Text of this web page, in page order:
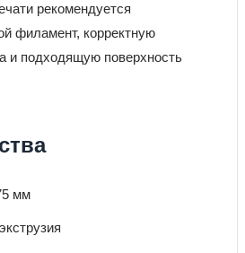
рекомендуется
филамент, корректную
и подходящую поверхность
мм